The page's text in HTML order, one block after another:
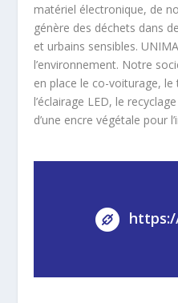
matériel électronique, de
génère des déchets dans
et urbains sensibles.
l’environnement. Notre
en place le co-voiturage,
l’éclairage LED, le
d’une encre végétale pour